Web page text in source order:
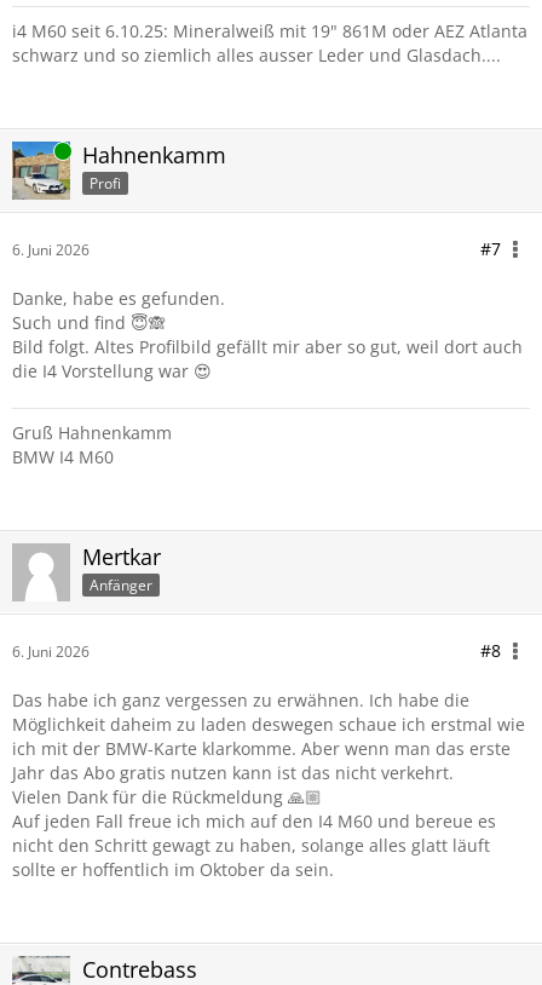
i4 M60 seit 6.10.25: Mineralweiß mit 19" 861M oder AEZ Atlanta
schwarz und so ziemlich alles ausser Leder und Glasdach....
Online Hahnenkamm
Profi
6. Juni 2026 #7
Danke, habe es gefunden.
Such und find 😇🙈
Bild folgt. Altes Profilbild gefällt mir aber so gut, weil dort auch
die I4 Vorstellung war 😍
Gruß Hahnenkamm
BMW I4 M60
Mertkar
Anfänger
6. Juni 2026 #8
Das habe ich ganz vergessen zu erwähnen. Ich habe die
Möglichkeit daheim zu laden deswegen schaue ich erstmal wie
ich mit der BMW-Karte klarkomme. Aber wenn man das erste
Jahr das Abo gratis nutzen kann ist das nicht verkehrt.
Vielen Dank für die Rückmeldung 🙏🏼
Auf jeden Fall freue ich mich auf den I4 M60 und bereue es
nicht den Schritt gewagt zu haben, solange alles glatt läuft
sollte er hoffentlich im Oktober da sein.
Contrebass